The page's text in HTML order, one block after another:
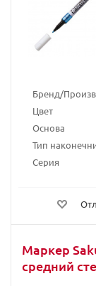
Бренд/
Цвет
Основа
Тип
Серия
Маркер
средний